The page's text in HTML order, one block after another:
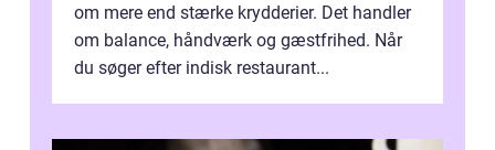
om mere end stærke krydderier. Det handler
om balance, håndværk og gæstfrihed. Når
du søger efter indisk restaurant...